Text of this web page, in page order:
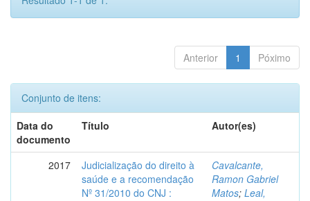
Anterior 1 Póximo
Conjunto de itens:
Data do
documento
Título Autor(es)
2017
Judicialização do direito à
saúde e a recomendação
Nº 31/2010 do CNJ :
Cavalcante,
Ramon Gabriel
Matos; Leal,